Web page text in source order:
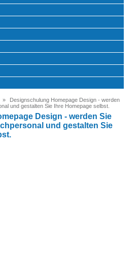
Designschulung Homepage Design - werden
und gestalten Sie Ihre Homepage selbst.
Design - werden Sie
und gestalten Sie